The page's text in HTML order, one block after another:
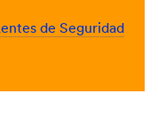
de Seguridad